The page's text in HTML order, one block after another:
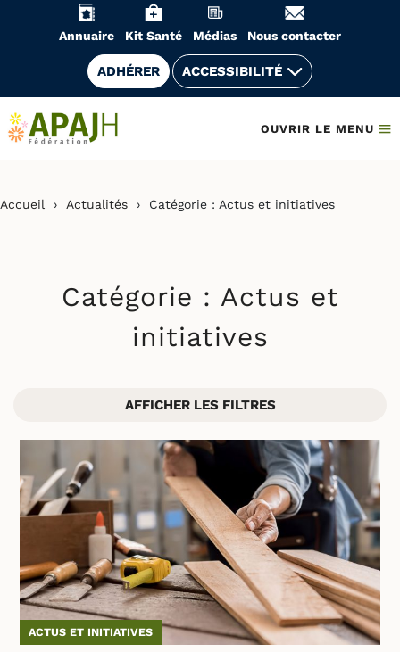
Annuaire Kit Santé Médias Nous contacter
ADHÉRER ACCESSIBILITÉ
OUVRIR LE MENU
Accueil › Actualités › Catégorie : Actus et initiatives
Catégorie : Actus et
initiatives
AFFICHER LES FILTRES
ACTUS ET INITIATIVES